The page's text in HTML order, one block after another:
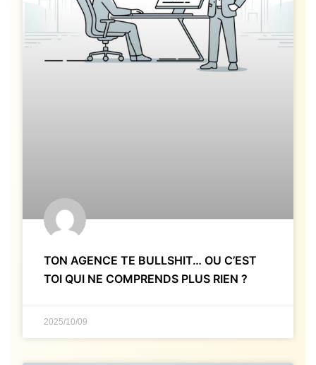
TON AGENCE TE BULLSHIT… OU C’EST
TOI QUI NE COMPRENDS PLUS RIEN ?
2025/10/09